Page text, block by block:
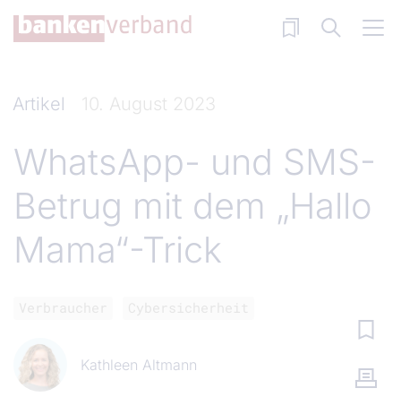
Direkt zum Inhalt
Artikel 10. August 2023
WhatsApp- und SMS-
Betrug mit dem „Hallo
Mama“-Trick
Kathleen Altmann